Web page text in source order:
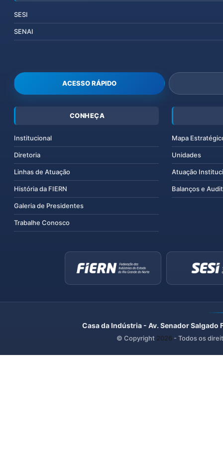
SESI
SENAI
ACESSO RÁPIDO
CONHEÇA
Institucional
Diretoria
Linhas de Atuação
História da FIERN
Galeria de Presidentes
Trabalhe Conosco
Mapa
Unidades
Atuação
Balanços e
Casa da Indústria - Av. Senador
© Copyright 2026 - Todos os